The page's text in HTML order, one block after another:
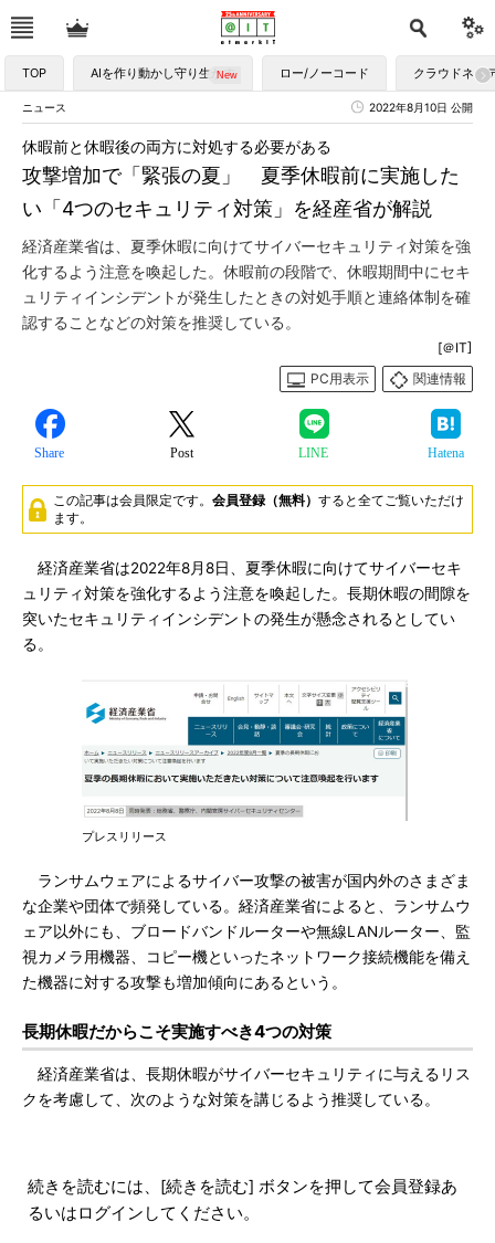
TOP AIを作り動かし守り生かす ロー/ノーコード クラウドネイ
ニュース 2022年8月10日 公開
攻撃増加で「緊張の夏」 夏季休暇前に実施した
い「4つのセキュリティ対策」を経産省が解説
休暇前と休暇後の両方に対処する必要がある
経済産業省は、夏季休暇に向けてサイバーセキュリティ対策を強
化するよう注意を喚起した。休暇前の段階で、休暇期間中にセキ
ュリティインシデントが発生したときの対処手順と連絡体制を確
認することなどの対策を推奨している。
[＠IT]
PC用表示
関連情報
Share Post LINE Hatena
この記事は会員限定です。 会員登録（無料） すると全てご覧いただけ
ます。
経済産業省は2022年8月8日、夏季休暇に向けてサイバーセキ
ュリティ対策を強化するよう注意を喚起した。長期休暇の間隙を
突いたセキュリティインシデントの発生が懸念されるとしてい
る。
プレスリリース
ランサムウェアによるサイバー攻撃の被害が国内外のさまざま
な企業や団体で頻発している。経済産業省によると、ランサムウ
ェア以外にも、ブロードバンドルーターや無線LANルーター、監
視カメラ用機器、コピー機といったネットワーク接続機能を備え
た機器に対する攻撃も増加傾向にあるという。
長期休暇だからこそ実施すべき4つの対策
経済産業省は、長期休暇がサイバーセキュリティに与えるリス
クを考慮して、次のような対策を講じるよう推奨している。
続きを読むには、[続きを読む] ボタンを押して会員登録あ
るいはログインしてください。